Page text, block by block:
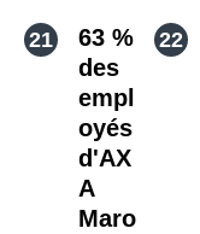
63 %
des
empl
oyés
d'AX
A
Maro